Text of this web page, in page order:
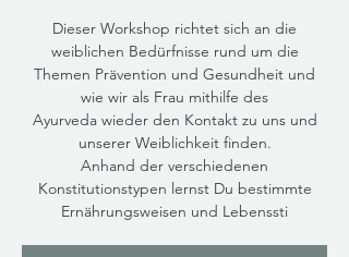
Dieser Workshop richtet sich an die
weiblichen Bedürfnisse rund um die
Themen Prävention und Gesundheit und
wie wir als Frau mithilfe des
Ayurveda wieder den Kontakt zu uns und
unserer Weiblichkeit finden.
Anhand der verschiedenen
Konstitutionstypen lernst Du bestimmte
Ernährungsweisen und Lebenssti